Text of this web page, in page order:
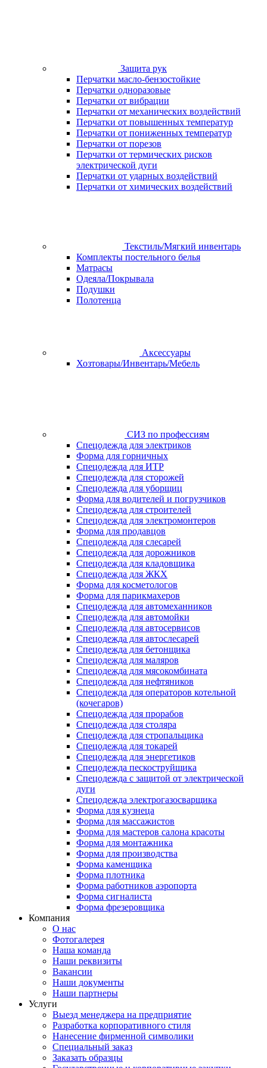
Защита рук
Перчатки масло-бензостойкие
Перчатки одноразовые
Перчатки от вибрации
Перчатки от механических воздействий
Перчатки от повышенных температур
Перчатки от пониженных температур
Перчатки от порезов
Перчатки от термических рисков
электрической дуги
Перчатки от ударных воздействий
Перчатки от химических воздействий
Текстиль/Мягкий инвентарь
Комплекты постельного белья
Матрасы
Одеяла/Покрывала
Подушки
Полотенца
Аксессуары
Хозтовары/Инвентарь/Мебель
СИЗ по профессиям
Спецодежда для электриков
Форма для горничных
Спецодежда для ИТР
Спецодежда для сторожей
Спецодежда для уборщиц
Форма для водителей и погрузчиков
Спецодежда для строителей
Спецодежда для электромонтеров
Форма для продавцов
Спецодежда для слесарей
Спецодежда для дорожников
Спецодежда для кладовщика
Спецодежда для ЖКХ
Форма для косметологов
Форма для парикмахеров
Спецодежда для автомеханников
Спецодежда для автомойки
Спецодежда для автосервисов
Спецодежда для автослесарей
Спецодежда для бетонщика
Спецодежда для маляров
Спецодежда для мясокомбината
Спецодежда для нефтяников
Спецодежда для операторов котельной
(кочегаров)
Спецодежда для прорабов
Спецодежда для столяра
Спецодежда для стропальщика
Спецодежда для токарей
Спецодежда для энергетиков
Спецодежда пескоструйщика
Спецодежда с защитой от электрической
дуги
Спецодежда электрогазосварщика
Форма для кузнеца
Форма для массажистов
Форма для мастеров салона красоты
Форма для монтажника
Форма для производства
Форма каменщика
Форма плотника
Форма работников аэропорта
Форма сигналиста
Форма фрезеровщика
Компания
О нас
Фотогалерея
Наша команда
Наши реквизиты
Вакансии
Наши документы
Наши партнеры
Услуги
Выезд менеджера на предприятие
Разработка корпоративного стиля
Нанесение фирменной символики
Специальный заказ
Заказать образцы